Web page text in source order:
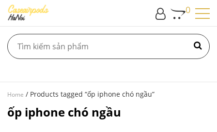
0
Home / Products tagged “ốp iphone chó ngầu”
ốp iphone chó ngầu